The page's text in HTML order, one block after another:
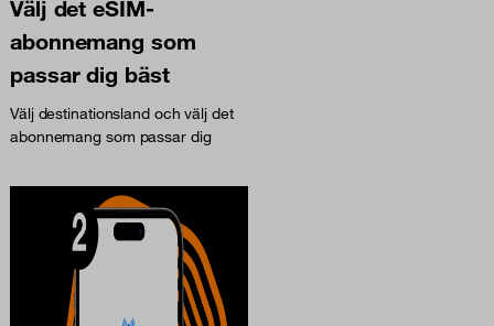
Välj det eSIM-
abonnemang som
passar dig bäst
Välj destinationsland och välj det
abonnemang som passar dig